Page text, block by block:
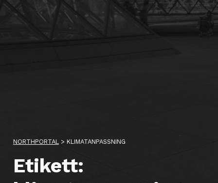
NORTHPORTAL > KLIMATANPASSNING
Etikett: